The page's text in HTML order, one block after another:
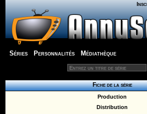
Séries Personnalités Médiathèque
Fiche de la série
Production
Distribution